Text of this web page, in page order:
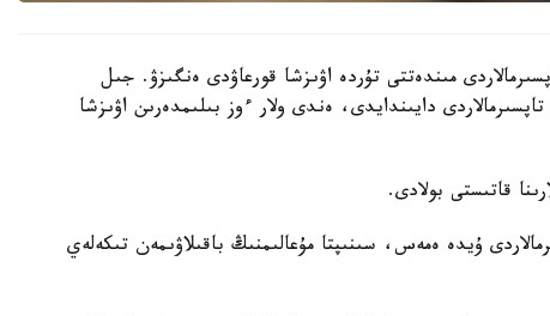
مىندەتتى تۇردە اۋىزشا قورعاۋدى ەنگىزۋ. جىل
تاپسىرمالاردى دايىندايدى، ەندى ولار ءوز بىلىمدەرىن اۋىزشا
ۇيدە ەمەس، سىنىپتا مۇعالىمنىڭ باقىلاۋىمەن تىكەلەي